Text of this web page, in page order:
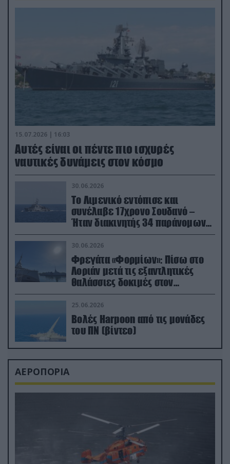
15.07.2026 | 16:03
Aυτές είναι οι πέντε πιο ισχυρές
ναυτικές δυνάμεις στον κόσμο
30.06.2026
Το Λιμενικό εντόπισε και
συνέλαβε 17χρονο Σουδανό –
Ήταν διακινητής 34 παράνομων
μεταναστών
30.06.2026
Φρεγάτα «Φορμίων»: Πίσω στο
Λοριάν μετά τις εξαντλητικές
θαλάσσιες δοκιμές στον
απαιτητικό Βισκαϊκό
25.06.2026
Βολές Harpoon από τις μονάδες
του ΠΝ (βίντεο)
ΑΕΡΟΠΟΡΙΑ